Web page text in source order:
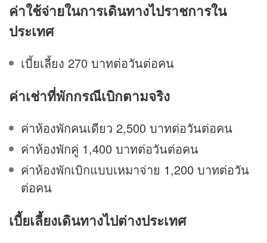
ค่าใช้จ่ายในการเดินทางไปราชการใน
ประเทศ
เบี้ยเลี้ยง 270 บาทต่อวันต่อคน
ค่าเช่าที่พักกรณีเบิกตามจริง
ค่าห้องพักคนเดียว 2,500 บาทต่อวันต่อคน
ค่าห้องพักคู่ 1,400 บาทต่อวันต่อคน
ค่าห้องพักเบิกแบบเหมาจ่าย 1,200 บาทต่อวัน
ต่อคน
เบี้ยเลี้ยงเดินทางไปต่างประเทศ